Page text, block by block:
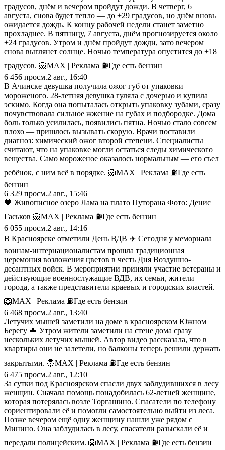
градусов, днём и вечером пройдут дожди. В четверг, 6
августа, снова будет тепло — до +29 градусов, но днём вновь
ожидается дождь. К концу рабочей недели станет заметно
прохладнее. В пятницу, 7 августа, днём прогнозируется около
+24 градусов. Утром и днём пройдут дожди, зато вечером
снова выглянет солнце. Ночью температура опустится до +18
градусов. 🦁MAX | Реклама ⛽️Где есть бензин
6 456 просм.2 авг., 16:40
В Ачинске девушка получила ожог губ от упаковки
мороженого. 28-летняя девушка гуляла с дочерью и купила
эскимо. Когда она попыталась открыть упаковку зубами, сразу
почувствовала сильное жжение на губах и подбородке. Дома
боль только усилилась, появились пятна. Ночью стало совсем
плохо — пришлось вызывать скорую. Врачи поставили
диагноз: химический ожог второй степени. Специалисты
считают, что на упаковке могли остаться следы химического
вещества. Само мороженое оказалось нормальным — его съел
ребёнок, с ним всё в порядке. 🦁MAX | Реклама ⛽️Где есть
бензин
6 329 просм.2 авг., 15:46
💙 Живописное озеро Лама на плато Путорана Фото: Денис
Гаськов 🦁MAX | Реклама ⛽️Где есть бензин
6 055 просм.2 авг., 14:16
В Красноярске отметили День ВДВ ✈️ Сегодня у мемориала
воинам-интернационалистам прошла традиционная
церемония возложения цветов в честь Дня Воздушно-
десантных войск. В мероприятии приняли участие ветераны и
действующие военнослужащие ВДВ, их семьи, жители
города, а также представители краевых и городских властей.
🦁MAX | Реклама ⛽️Где есть бензин
6 468 просм.2 авг., 13:40
Летучих мышей заметили на доме в красноярском Южном
Берегу 🦇 Утром жители заметили на стене дома сразу
нескольких летучих мышей. Автор видео рассказала, что в
квартиры они не залетели, но балконы теперь решили держать
закрытыми. 🦁MAX | Реклама ⛽️Где есть бензин
6 475 просм.2 авг., 12:10
За сутки под Красноярском спасли двух заблудившихся в лесу
женщин. Сначала помощь понадобилась 62-летней женщине,
которая потерялась возле Торгашино. Спасатели по телефону
сориентировали её и помогли самостоятельно выйти из леса.
Позже вечером ещё одну женщину нашли уже рядом с
Минино. Она заблудилась в лесу, спасатели разыскали её и
передали полицейским. 🦁MAX | Реклама ⛽️Где есть бензин